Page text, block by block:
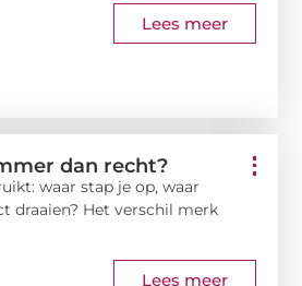
Lees meer
dan recht?
waar stap je op, waar
draaien? Het verschil merk
Lees meer